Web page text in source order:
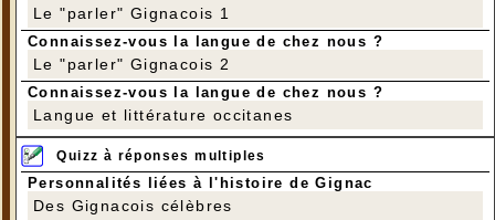
Le "parler" Gignacois 1
Connaissez-vous la langue de chez nous ?
Le "parler" Gignacois 2
Connaissez-vous la langue de chez nous ?
Langue et littérature occitanes
Quizz à réponses multiples
Personnalités liées à l'histoire de Gignac
Des Gignacois célèbres